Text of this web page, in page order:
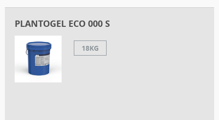
PLANTOGEL ECO 000 S
18KG